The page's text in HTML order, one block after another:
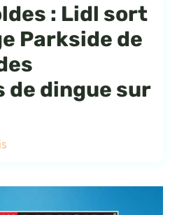
: Lidl sort
Parkside de
de dingue sur